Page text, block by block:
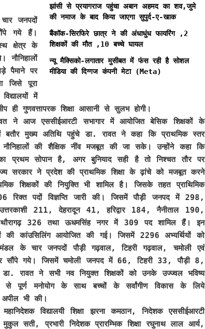
झांसी से प्रयागराज पहुंचा अबान अहमद का शव,जुमे
की नमाज के बाद किया जाएगा सुपुर्द-ए-खाक
बैंकॉक-सिरफिरे छात्र ने की अंधाधुंध फायरिंग ,2
शिक्षकों की मौत ,10 बच्चे घायल
न्यू मैक्सिको-लगातार मुसीबत में फंस रही है सोशल
मीडिया की दिग्गज कंपनी मेटा (Meta)
जनपदों
गये हैं।
क्षेत्र के
नौनिहालों
पैमाने पर
जिसे पूरा
में
ही गुणवत्तापरक शिक्षा आसानी से सुलभ होगी।
ने आज एससीईआरटी सभागार में आयोजित बेसिक शिक्षकों के
बतौर मुख्य अतिथि पहुंचे डा. रावत ने कहा कि प्राथमिक स्तर
नौनिहालों की शैक्षिक नींव मजबूत की जा सके। उन्होंने कहा कि
प्रथम सोपान है, अगर बुनियाद सही है तो निश्चत तौर पर
सरकार ने प्रदेश की प्राथमिक शिक्षा के ढ़ांचे को मजबूत करने
शिक्षकों की नियुक्ति भी शामिल है। जिसके तहत प्राथिमिक
रिक्त पदों विज्ञप्ति जारी की। जिसमें पौड़ी जनपद में 298,
211, देहरादून 41, हरिद्वार 184, नैनीताल 190,
326 तथा ऊधमसिंह नगर में 309 पद शामिल हैं। इन
की कांउसिलिंग आयोजित की गई। जिसमें 2296 अभ्यर्थियों को
के चार जनपदों पौड़ी गढ़वाल, टिहरी गढ़वाल, चमोली एवं
सौंपे गये। जिसमें चमोली जनपद में 66, टिहरी 33, पौड़ी 8,
डा. रावत ने सभी नव नियुक्त शिक्षकों को उनके उज्ज्वल भविष्य
से पूर्ण मनोयोग के साथ बच्चों के सर्वांगीण विकास के लिये
अपील भी की।
विद्यालयी शिक्षा झरना कमठान, निदेशक एससीईआरटी
मुकुल सती, प्रभारी निदेशक प्रारम्भिक शिक्षा रघुनाथ लाल आर्य,